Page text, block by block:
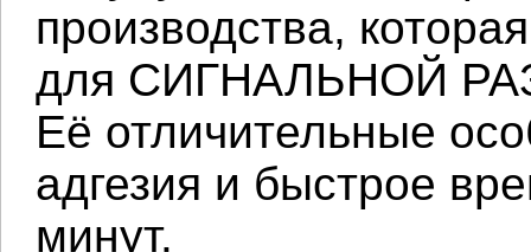
производства,
для СИГНАЛЬНОЙ
Её отличительные
адгезия и быстрое
минут.